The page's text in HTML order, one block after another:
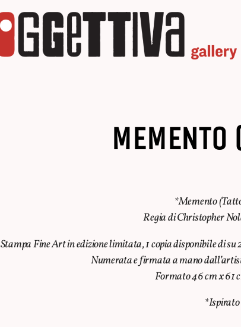
MEMENTO
*Memento
Regia di Christopher
Stampa Fine Art in edizione limitata, 1 copia disponibile di su
Numerata e firmata a mano
Formato 46 cm x 61
*Ispirato